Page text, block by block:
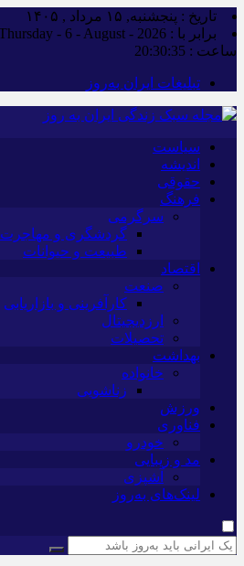
تاریخ : پنجشنبه, ۱۵ مرداد , ۱۴۰۵
برابر با : Thursday - 6 - August - 2026
ساعت : 20:30:36
تبلیغات ایران به‌روز
سیاست
اندیشه
حقوقی
فرهنگ
سرگرمی
گردشگری و مهاجرت
طبیعت و حیوانات
اقتصاد
صنعت
کارآفرینی و بازاریابی
ارزدیجیتال
تحصیلات
بهداشت
خانواده
زناشویی
ورزش
فناوری
خودرو
مد و زیبایی
آشپزی
لینک‌های به‌روز